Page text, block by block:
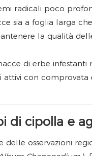
radicali poco
sia a foglia larga
la qualità
di erbe
con
di cipolla e
delle osservazioni